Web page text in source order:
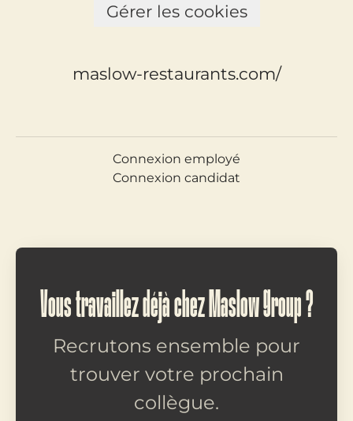
Gérer les cookies
maslow-restaurants.com/
Connexion employé
Connexion candidat
Vous travaillez déjà chez Maslow Group ?
Recrutons ensemble pour
trouver votre prochain
collègue.